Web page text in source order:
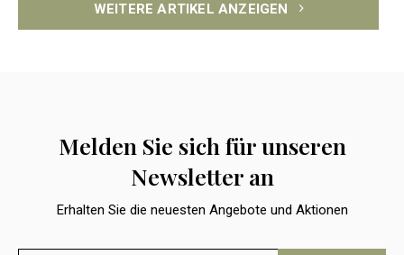
WEITERE ARTIKEL ANZEIGEN
Melden Sie sich für unseren
Newsletter an
Erhalten Sie die neuesten Angebote und Aktionen